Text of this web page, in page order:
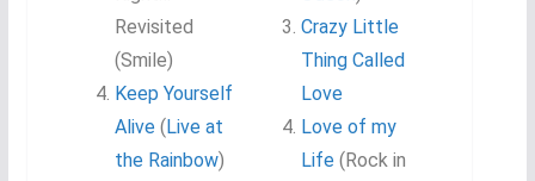
Revisited
(Smile)
Keep Yourself
Alive(Live at
the Rainbow)
Crazy Little
Thing Called
Love
Love of my
Life(Rock in